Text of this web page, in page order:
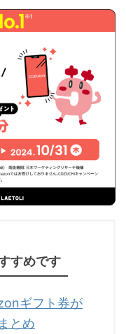
すめです
ギフト券が
とめ